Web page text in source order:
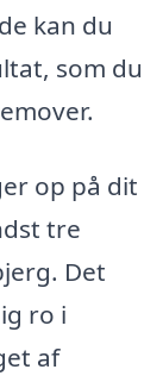
kan du
som du
op på dit
tre
Det
ro i
af